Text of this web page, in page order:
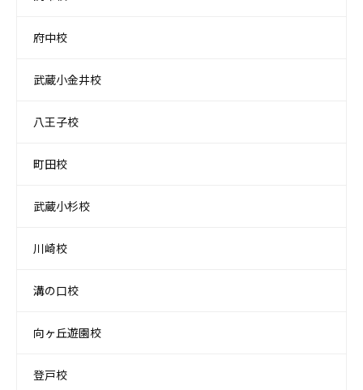
府中校
武蔵小金井校
八王子校
町田校
武蔵小杉校
川崎校
溝の口校
向ヶ丘遊園校
登戸校